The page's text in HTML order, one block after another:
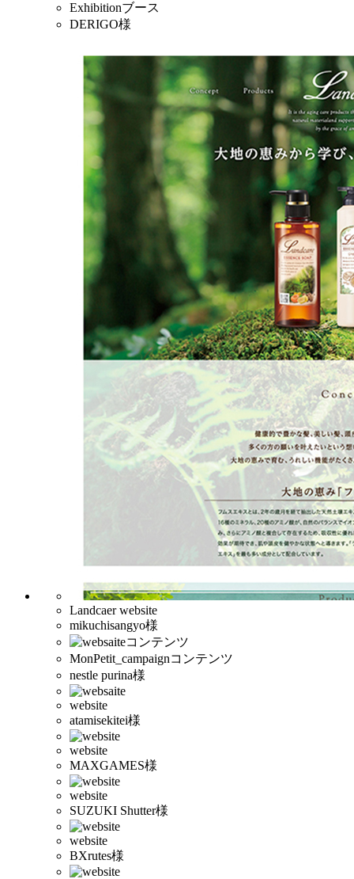
Exhibitionブース
DERIGO様
Landcaer website
mikuchisangyo様
MonPetit_campaignコンテンツ
nestle purina様
website
atamisekitei様
website
MAXGAMES様
website
SUZUKI Shutter様
website
BXrutes様